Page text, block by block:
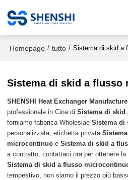
Homepage / tutto / Sistema di skid a
Sistema di skid a flusso
SHENSHI Heat Exchanger
professionale in Cina diSistema di
forniamo fabbrica WholeslaeSistema di
personalizzata, etichetta privata
microcontinuo eSistema di skid a
a contratto, contattaci ora per ottenere
Sistema di skid a flusso
tempestivo, non siamo il prezzo più